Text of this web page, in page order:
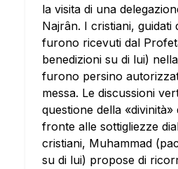
la visita di una
Najrân. I cristiani, guidati
furono ricevuti dal
benedizioni su di lui)
furono persino
messa. Le discussioni
questione della «divinità»
fronte alle sottigliezze
cristiani, Muhammad
su di lui) propose di